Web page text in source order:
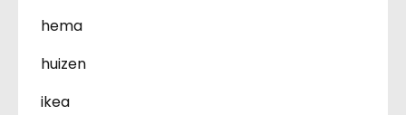
hema
huizen
ikea